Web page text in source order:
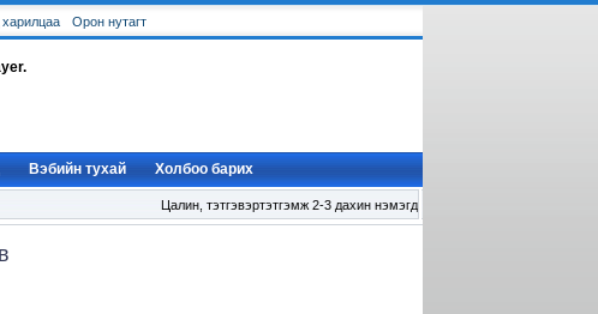
харилцаа Орон нутагт
Вэбийн тухай Холбоо барих
Цалин, тэтгэвэртэтгэмж 2-3 дахин нэмэгдлээ .. ..